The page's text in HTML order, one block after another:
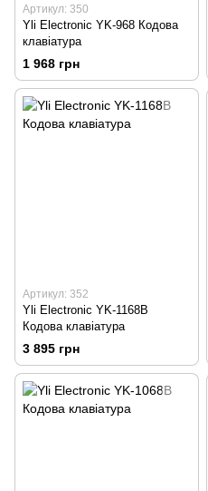
Артикул: 350
Yli Electronic YK-968 Кодова
клавіатура
1 968 грн
Артикул: 352
Yli Electronic YK-1168B
Кодова клавіатура
3 895 грн